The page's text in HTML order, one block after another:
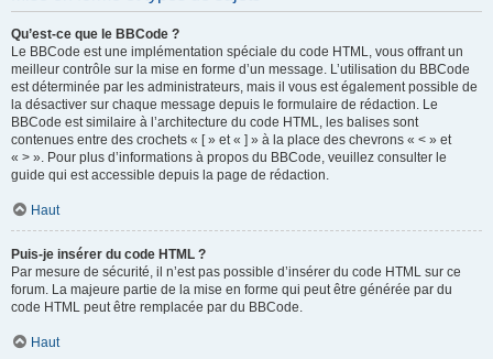
Qu’est-ce que le BBCode ?
Le BBCode est une implémentation spéciale du code HTML, vous offrant un
meilleur contrôle sur la mise en forme d’un message. L’utilisation du BBCode
est déterminée par les administrateurs, mais il vous est également possible de
la désactiver sur chaque message depuis le formulaire de rédaction. Le
BBCode est similaire à l’architecture du code HTML, les balises sont
contenues entre des crochets « [ » et « ] » à la place des chevrons « < » et
« > ». Pour plus d’informations à propos du BBCode, veuillez consulter le
guide qui est accessible depuis la page de rédaction.
Haut
Puis-je insérer du code HTML ?
Par mesure de sécurité, il n’est pas possible d’insérer du code HTML sur ce
forum. La majeure partie de la mise en forme qui peut être générée par du
code HTML peut être remplacée par du BBCode.
Haut